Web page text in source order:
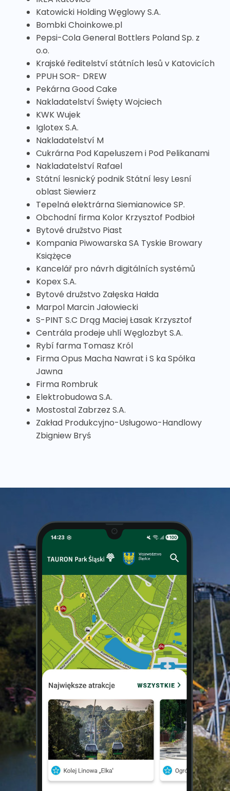
Katowicki Holding Węglowy S.A.
Bombki Choinkowe.pl
Pepsi-Cola General Bottlers Poland Sp. z
o.o.
Krajské ředitelství státních lesů v Katovicích
PPUH SOR- DREW
Pekárna Good Cake
Nakladatelství Święty Wojciech
KWK Wujek
Iglotex S.A.
Nakladatelství M
Cukrárna Pod Kapeluszem i Pod Pelikanami
Nakladatelství Rafael
Státní lesnický podnik Státní lesy Lesní
oblast Siewierz
Tepelná elektrárna Siemianowice SP.
Obchodní firma Kolor Krzysztof Podbioł
Bytové družstvo Piast
Kompania Piwowarska SA Tyskie Browary
Książęce
Kancelář pro návrh digitálních systémů
Kopex S.A.
Bytové družstvo Załęska Hałda
Marpol Marcin Jałowiecki
S-PINT S.C Drąg Maciej Łasak Krzysztof
Centrála prodeje uhlí Węglozbyt S.A.
Rybí farma Tomasz Król
Firma Opus Macha Nawrat i S ka Spółka
Jawna
Firma Rombruk
Elektrobudowa S.A.
Mostostal Zabrzez S.A.
Zakład Produkcyjno-Usługowo-Handlowy
Zbigniew Bryś